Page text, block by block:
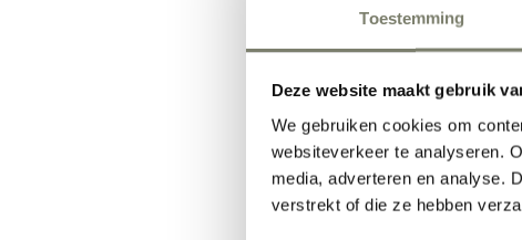
Toestemming
Deze website maakt gebruik
We gebruiken cookies om
websiteverkeer te analyseren.
media, adverteren en analyse.
verstrekt of die ze hebben